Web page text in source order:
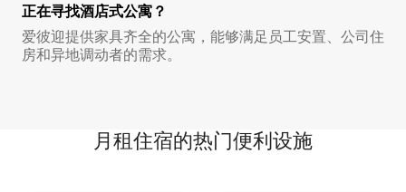
正在寻找酒店式公寓？
爱彼迎提供家具齐全的公寓，能够满足员工安置、公司住
房和异地调动者的需求。
月租住宿的热门便利设施